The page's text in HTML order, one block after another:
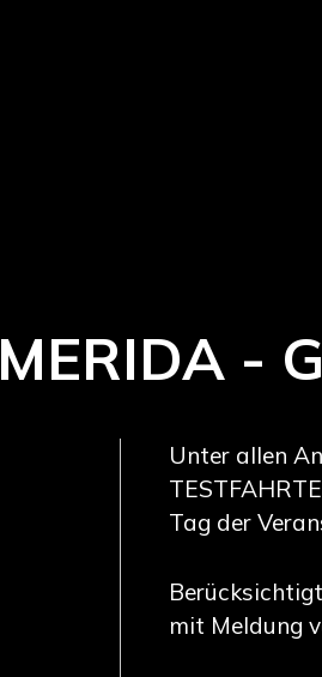
MERIDA -
Unter allen
Tag der
mit Meldung